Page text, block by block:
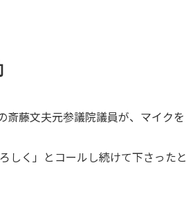
斎藤文夫元参議院議員が、マイクを
しく」とコールし続けて下さったと